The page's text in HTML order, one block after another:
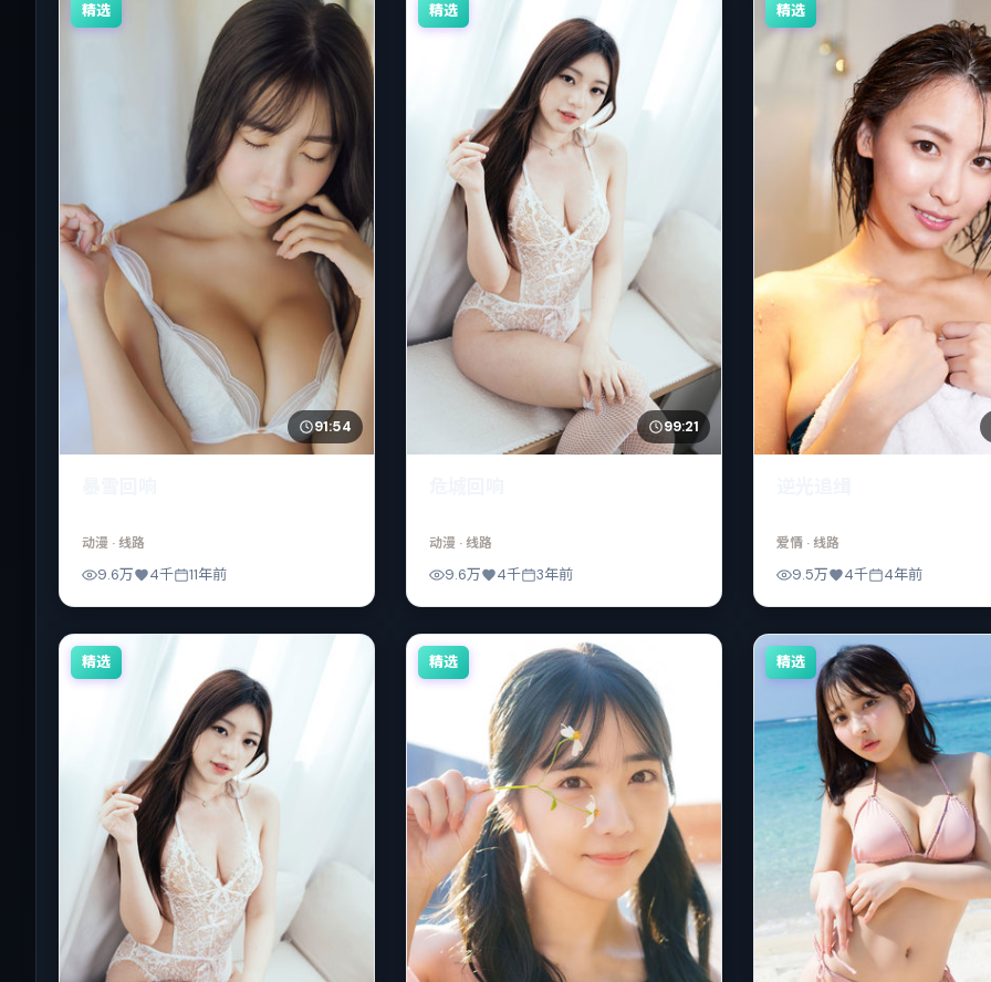
精选
91:54
动漫 · 线路
9.6万 4千 11年前
精选
99:21
动漫 · 线路
9.6万 4千 3年前
精选
爱情 · 线路
9.5万 4千 4年前
精选 精选 精选